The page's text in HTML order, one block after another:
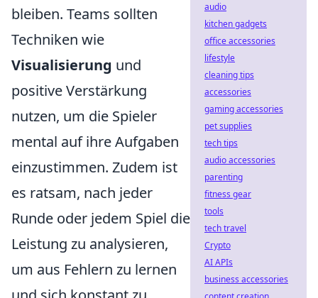
bleiben. Teams sollten
Techniken wie
Visualisierung und
positive Verstärkung
nutzen, um die Spieler
mental auf ihre Aufgaben
einzustimmen. Zudem ist
es ratsam, nach jeder
Runde oder jedem Spiel die
Leistung zu analysieren,
um aus Fehlern zu lernen
audio
kitchen gadgets
office accessories
lifestyle
cleaning tips
accessories
gaming accessories
pet supplies
tech tips
audio accessories
parenting
fitness gear
tools
tech travel
Crypto
AI APIs
business accessories